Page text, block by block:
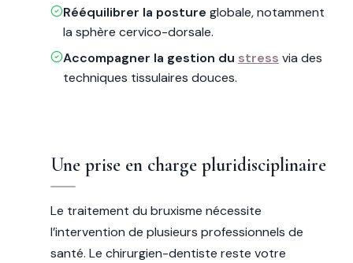
Rééquilibrer la posture globale, notamment
la sphère cervico-dorsale.
Accompagner la gestion du stress via des
techniques tissulaires douces.
Une prise en charge pluridisciplinaire
Le traitement du bruxisme nécessite
l’intervention de plusieurs professionnels de
santé. Le chirurgien-dentiste reste votre